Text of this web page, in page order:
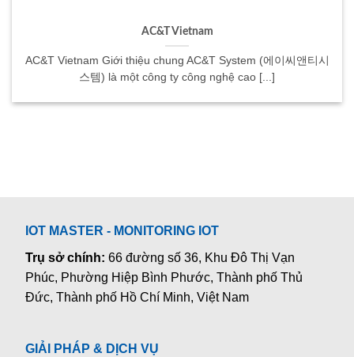
AC&T Vietnam
AC&T Vietnam Giới thiệu chung AC&T System (에이씨앤티시
스템) là một công ty công nghệ cao [...]
IOT MASTER - MONITORING IOT
Trụ sở chính:66 đường số 36, Khu Đô Thị Vạn
Phúc, Phường Hiệp Bình Phước, Thành phố Thủ
Đức, Thành phố Hồ Chí Minh, Việt Nam
GIẢI PHÁP & DỊCH VỤ